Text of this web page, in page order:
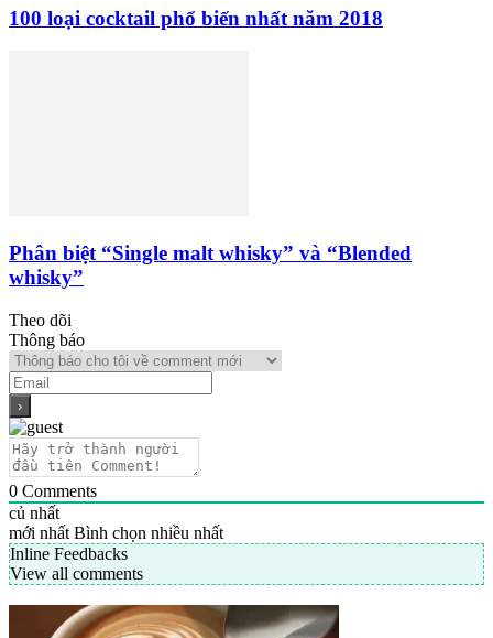
100 loại cocktail phổ biến nhất năm 2018
Phân biệt “Single malt whisky” và “Blended
whisky”
Theo dõi
Thông báo
0 Comments
củ nhất
mới nhất Bình chọn nhiều nhất
Inline Feedbacks
View all comments